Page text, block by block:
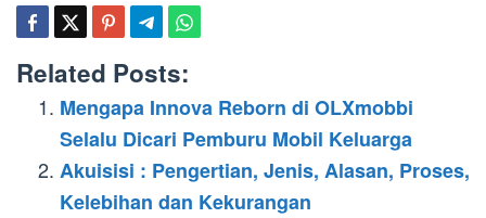
Related Posts:
Mengapa Innova Reborn di OLXmobbi
Selalu Dicari Pemburu Mobil Keluarga
Akuisisi : Pengertian, Jenis, Alasan, Proses,
Kelebihan dan Kekurangan